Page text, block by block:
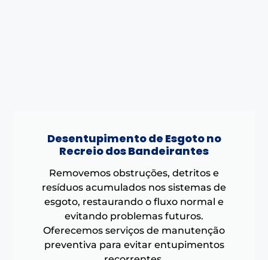
Desentupimento de Esgoto no
Recreio dos Bandeirantes
Removemos obstruções, detritos e
resíduos acumulados nos sistemas de
esgoto, restaurando o fluxo normal e
evitando problemas futuros.
Oferecemos serviços de manutenção
preventiva para evitar entupimentos